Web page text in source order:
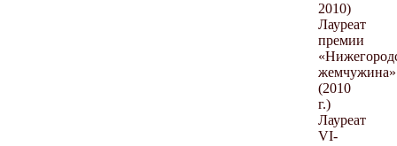
2010)
Лауреат
премии
(2010
г.)
Лауреат
VI-